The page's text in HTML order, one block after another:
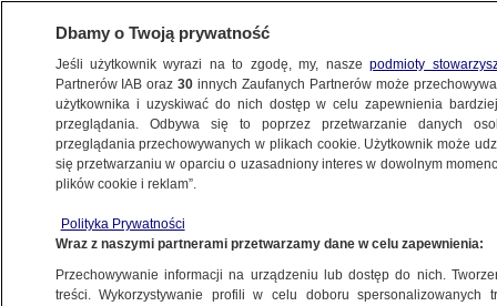
UKRAINA
Krótka przerwa w działaniu
rosyjskiego lotniska. Wcześniej
informacje o dronie i pożarze
ŚWIAT
Dbamy o Twoją prywatność
Jeśli użytkownik wyrazi na to zgodę, my, naszepodmioty
Partnerów IAB oraz30 innych Zaufanych Partnerów może
użytkownika i uzyskiwać do nich dostęp w celu zapewnienia
przeglądania. Odbywa się to poprzez przetwarzanie danych
przeglądania przechowywanych w plikach cookie. Użytkownik może
się przetwarzaniu w oparciu o uzasadniony interes w dowolnym
plików cookie i reklam”.
Polityka Prywatności
Wraz z naszymi partnerami przetwarzamy dane w celu zapewnienia:
Przechowywanie informacji na urządzeniu lub dostęp do nich.
treści. Wykorzystywanie profili w celu doboru spersonalizowanych